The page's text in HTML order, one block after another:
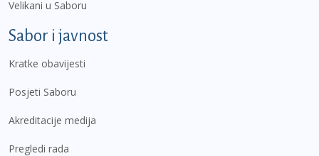
Velikani u Saboru
Sabor i javnost
Kratke obavijesti
Posjeti Saboru
Akreditacije medija
Pregledi rada